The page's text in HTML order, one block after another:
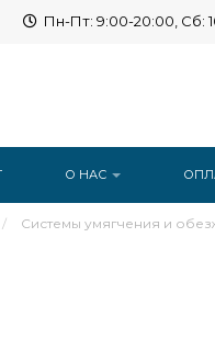
Пн-Пт: 9:00-20:00, Сб:
О НАС
Системы умягчения и